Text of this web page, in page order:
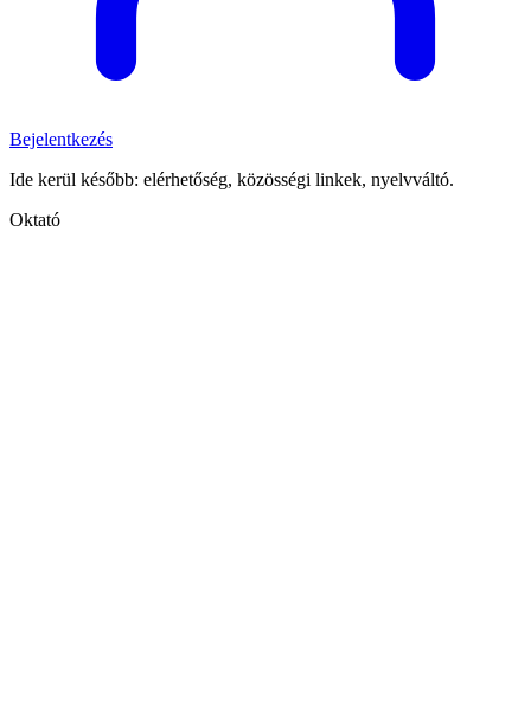
Bejelentkezés
Ide kerül később: elérhetőség, közösségi linkek, nyelvváltó.
Oktató